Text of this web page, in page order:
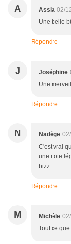
A Assia 02/
Une belle
Répondre
J Joséphine
Une
Répondre
N Nadège
C'est vrai
une note
bizz
Répondre
M Michèle
Tout ce que